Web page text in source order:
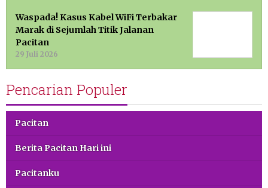
Waspada! Kasus Kabel WiFi Terbakar
Marak di Sejumlah Titik Jalanan
Pacitan
29 Juli 2026
Pencarian Populer
Pacitan
Berita Pacitan Hari ini
Pacitanku